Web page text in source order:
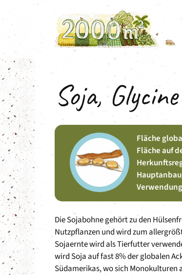
Soja,
Fläche
Fläche auf
Die Sojabohne gehört zu den
Nutzpflanzen und wird zum
Sojaernte wird als Tierfutter
wird Soja auf fast 8% der globalen
Südamerikas, wo sich